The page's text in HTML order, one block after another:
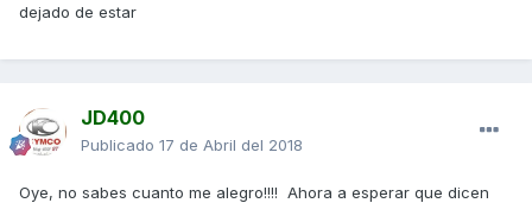
dejado de estar
JD400
Publicado 17 de Abril del 2018
Oye, no sabes cuanto me alegro!!!! Ahora a esperar que dicen